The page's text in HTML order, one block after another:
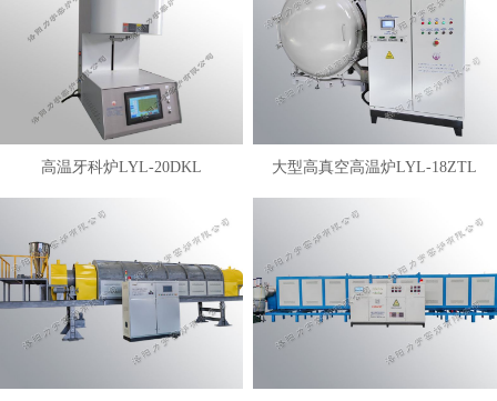
高温牙科炉LYL-20DKL 大型高真空高温炉LYL-18ZTL